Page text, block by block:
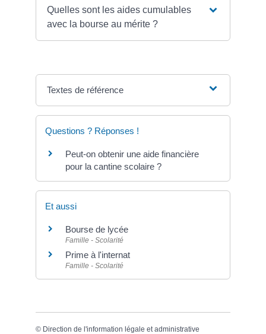
Quelles sont les aides cumulables
avec la bourse au mérite ?
Textes de référence
Questions ? Réponses !
Peut-on obtenir une aide financière
pour la cantine scolaire ?
Et aussi
Bourse de lycée
Famille - Scolarité
Prime à l'internat
Famille - Scolarité
© Direction de l'information légale et administrative